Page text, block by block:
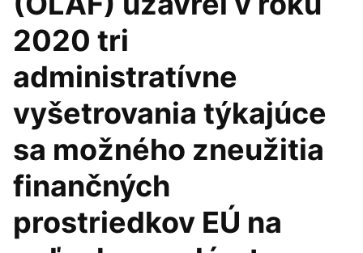
2020 tri
administratívne
vyšetrovania týkajúce
sa možného zneužitia
finančných
prostriedkov EÚ na